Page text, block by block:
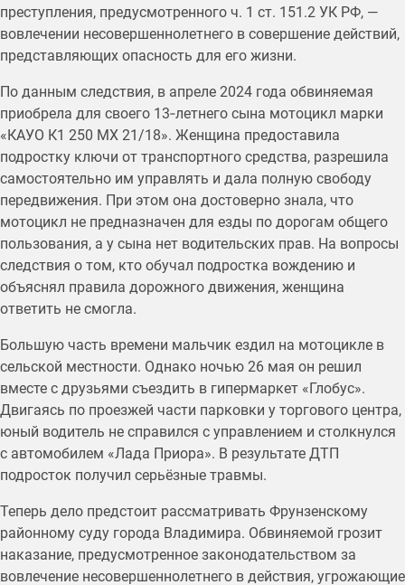
преступления, предусмотренного ч. 1 ст. 151.2 УК РФ, —
вовлечении несовершеннолетнего в совершение действий,
представляющих опасность для его жизни.
По данным следствия, в апреле 2024 года обвиняемая
приобрела для своего 13‑летнего сына мотоцикл марки
«КАУО К1 250 МХ 21/18». Женщина предоставила
подростку ключи от транспортного средства, разрешила
самостоятельно им управлять и дала полную свободу
передвижения. При этом она достоверно знала, что
мотоцикл не предназначен для езды по дорогам общего
пользования, а у сына нет водительских прав. На вопросы
следствия о том, кто обучал подростка вождению и
объяснял правила дорожного движения, женщина
ответить не смогла.
Большую часть времени мальчик ездил на мотоцикле в
сельской местности. Однако ночью 26 мая он решил
вместе с друзьями съездить в гипермаркет «Глобус».
Двигаясь по проезжей части парковки у торгового центра,
юный водитель не справился с управлением и столкнулся
с автомобилем «Лада Приора». В результате ДТП
подросток получил серьёзные травмы.
Теперь дело предстоит рассматривать Фрунзенскому
районному суду города Владимира. Обвиняемой грозит
наказание, предусмотренное законодательством за
вовлечение несовершеннолетнего в действия, угрожающие